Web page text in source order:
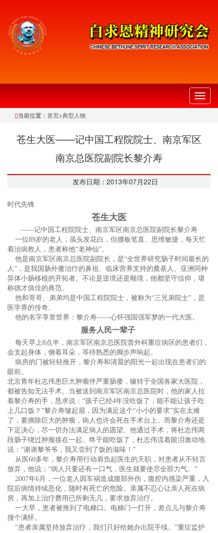
切
换
当前位置： 首页>典型人物
苍生大医——记中国工程院院士、南京军区
南京总医院副院长黎介寿
发布日期：2013年07月22日
时代先锋
苍生大医
——记中国工程院院士、南京军区南京总医院副院长黎介寿
一位89岁的老人，虽头发花白，但腰板笔直、思维敏捷，每天忙
着治病救人，患者称他“老神仙”。
他是南京军区南京总医院副院长，是“全世界研究肠子时间最长的
人”，是我国肠外瘘治疗的鼻祖、临床营养支持的奠基人、亚洲同种
异体小肠移植的开拓者。不论是逆境还是顺境，他都坚守信仰，堪
称德才俱佳的典范。
他和哥哥、弟弟均是中国工程院院士，被称为“三兄弟院士”，是
医学界的传奇。
他的名字享誉世界：黎介寿——心怀强国强军梦的一代大医。
服务人民一辈子
每天早上8点半，南京军区南京总医院普外科重症病区的患者们，
会支起身体，侧着耳朵，等待熟悉的脚步声响起。
病房的门被轻轻推开，黎介寿和清晨的阳光一起出现在患者们的
眼前。
北京青年杜志伟患巨大肿瘤伴严重肠瘘，辗转于全国各家大医院，
都被告知无法手术。当被送到南京军区南京总医院时，他的家人拉
着黎介寿的手，恳求说：“孩子已经4年没吃饭了，能不能让孩子吃
上几口饭？”黎介寿皱起眉，因为满足这个“小小的要求”实在太难
了，要摘除巨大的肿瘤，病人也许会死在手术台上。而黎介寿还是
下定决心，尽一切办法满足病人的愿望。他通过手术，将杜志伟两
段肠子绕过肿瘤接在一起。终于能吃饭了，杜志伟流着眼泪激动地
说：“谢谢黎爷爷，我又尝到了饭的滋味！”
从医60多年，黎介寿用行动肩负起医生的天职，对患者从不轻言
放弃，他说：“病人只要还有一口气，医生就要使尽全部力气。”
2007年6月，一位老人因车祸造成腹部外伤，腹腔内感染严重，入
院后病情持续恶化，随时有死亡的危险。亲属不忍心让亲人死在病
房，再加上治疗费用已所剩无几，要求放弃治疗。
一大早，患者被推到了电梯口。电梯门一打开，差点儿与黎介寿
撞个满怀。
“患者亲属坚持放弃治疗，我们只好给她办出院手续。”重症监护